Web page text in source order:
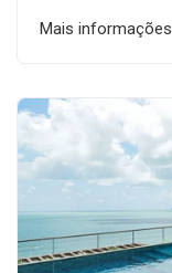
Mais informações